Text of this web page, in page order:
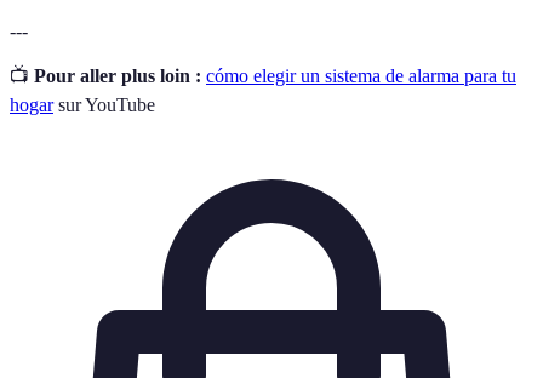
---
📺 Pour aller plus loin : cómo elegir un sistema de alarma para tu
hogarsur YouTube